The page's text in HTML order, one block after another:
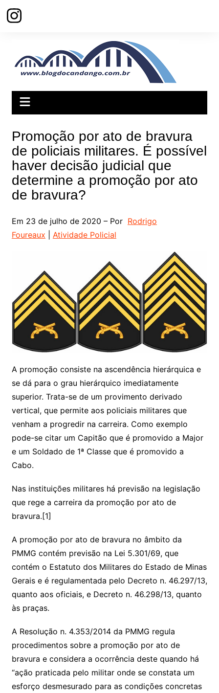
para
Promoção por ato de bravura
de policiais militares. É possível
haver decisão judicial que
determine a promoção por ato
de bravura?
Em 23 de julho de 2020 – Por Rodrigo
Foureaux
Atividade Policial
A promoção consiste na ascendência hierárquica e
se dá para o grau hierárquico imediatamente
superior. Trata-se de um provimento derivado
vertical, que permite aos policiais militares que
venham a progredir na carreira. Como exemplo
pode-se citar um Capitão que é promovido a Major
e um Soldado de 1ª Classe que é promovido a
Cabo.
Nas instituições militares há previsão na legislação
que rege a carreira da promoção por ato de
bravura.[1]
A promoção por ato de bravura no âmbito da
PMMG contém previsão na Lei 5.301/69, que
contém o Estatuto dos Militares do Estado de Minas
Gerais e é regulamentada pelo Decreto n. 46.297/13,
quanto aos oficiais, e Decreto n. 46.298/13, quanto
às praças.
A Resolução n. 4.353/2014 da PMMG regula
procedimentos sobre a promoção por ato de
bravura e considera a ocorrência deste quando há
“ação praticada pelo militar onde se constata um
esforço desmesurado para as condições concretas